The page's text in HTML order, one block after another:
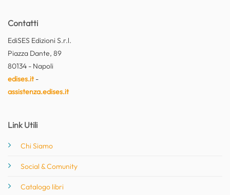
Contatti
EdiSES Edizioni S.r.l.
Piazza Dante, 89
80134 - Napoli
edises.it-
assistenza.edises.it
Link Utili
Chi Siamo
Social & Comunity
Catalogo libri